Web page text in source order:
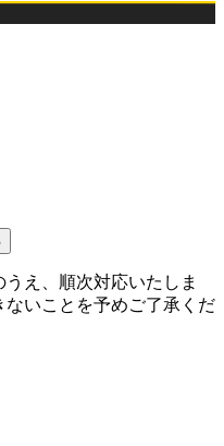
え、順次対応いたしま
いことを予めご了承くだ